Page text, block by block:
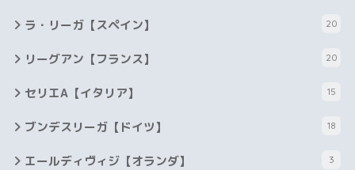
ラ・リーガ【スペイン】 20
リーグアン【フランス】 20
セリエA【イタリア】 15
ブンデスリーガ【ドイツ】 18
エールディヴィジ【オランダ】 3